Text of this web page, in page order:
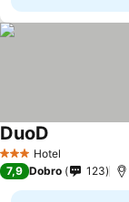
3 Zvezdice
Hotel
DuoD
7,9 Dobro 123